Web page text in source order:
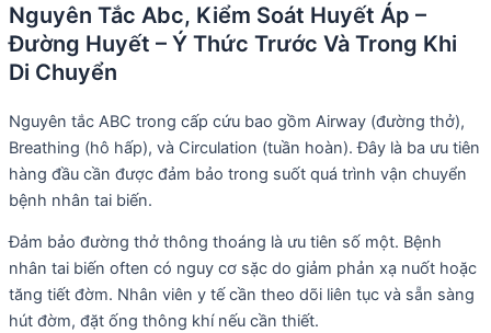
Nguyên Tắc Abc, Kiểm Soát Huyết Áp –
Đường Huyết – Ý Thức Trước Và Trong Khi
Di Chuyển
Nguyên tắc ABC trong cấp cứu bao gồm Airway (đường thở),
Breathing (hô hấp), và Circulation (tuần hoàn). Đây là ba ưu tiên
hàng đầu cần được đảm bảo trong suốt quá trình vận chuyển
bệnh nhân tai biến.
Đảm bảo đường thở thông thoáng là ưu tiên số một. Bệnh
nhân tai biến often có nguy cơ sặc do giảm phản xạ nuốt hoặc
tăng tiết đờm. Nhân viên y tế cần theo dõi liên tục và sẵn sàng
hút đờm, đặt ống thông khí nếu cần thiết.